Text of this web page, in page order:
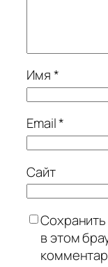
Имя*
Email*
Сайт
в этом